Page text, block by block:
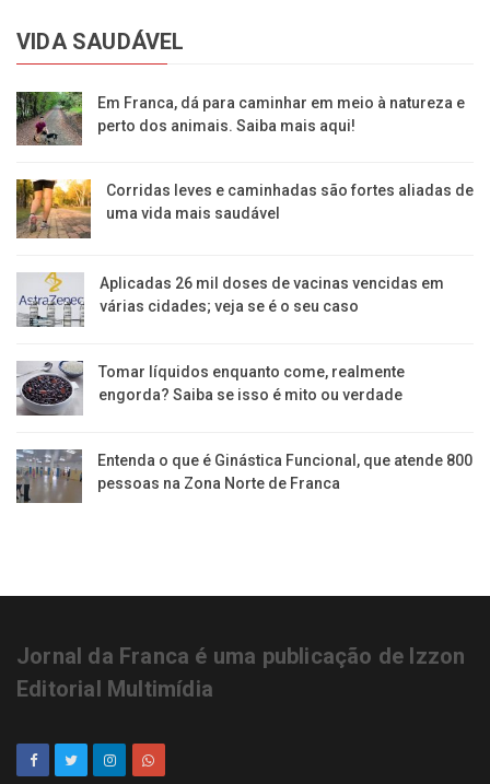
VIDA SAUDÁVEL
Em Franca, dá para caminhar em meio à natureza e
perto dos animais. Saiba mais aqui!
Corridas leves e caminhadas são fortes aliadas de
uma vida mais saudável
Aplicadas 26 mil doses de vacinas vencidas em
várias cidades; veja se é o seu caso
Tomar líquidos enquanto come, realmente
engorda? Saiba se isso é mito ou verdade
Entenda o que é Ginástica Funcional, que atende 800
pessoas na Zona Norte de Franca
Jornal da Franca é uma publicação de Izzon
Editorial Multimídia